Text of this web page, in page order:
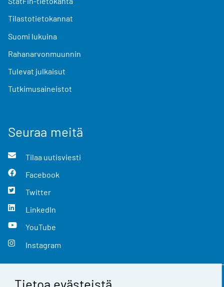
Tietoa evästeistä
Tilastotietokannat
Suomi lukuina
Rahanarvonmuunnin
Tulevat julkaisut
Tutkimusaineistot
Seuraa meitä
Tilaa uutisviesti
Facebook
Twitter
LinkedIn
YouTube
Instagram